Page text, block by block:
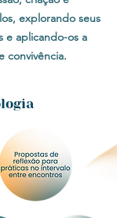
explorando seus
e aplicando-os a
convivência.